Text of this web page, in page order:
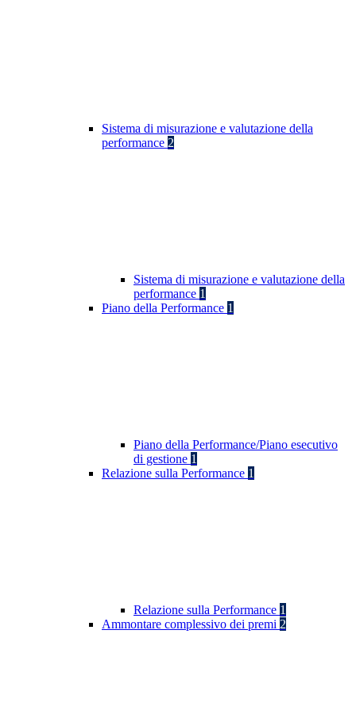
Sistema di misurazione e valutazione della
performance 2
Sistema di misurazione e valutazione della
performance 1
Piano della Performance 1
Piano della Performance/Piano esecutivo
di gestione 1
Relazione sulla Performance 1
Relazione sulla Performance 1
Ammontare complessivo dei premi 2